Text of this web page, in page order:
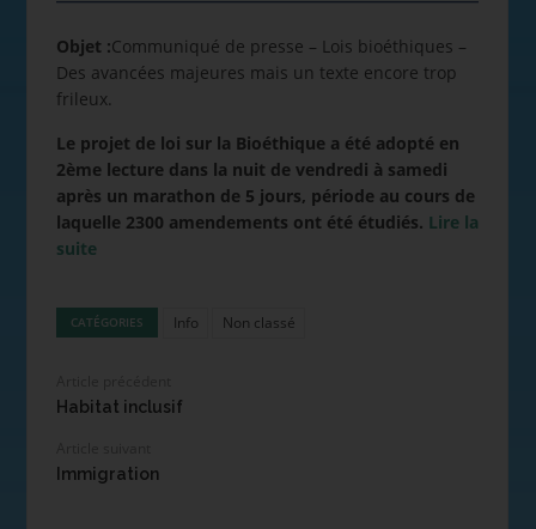
Objet :Communiqué de presse – Lois bioéthiques –
Des avancées majeures mais un texte encore trop
frileux.
Le projet de loi sur la Bioéthique a été adopté en
2ème lecture dans la nuit de vendredi à samedi
après un marathon de 5 jours, période au cours de
laquelle 2300 amendements ont été étudiés. Lire la
suite
CATÉGORIES Info Non classé
Habitat inclusif
Immigration